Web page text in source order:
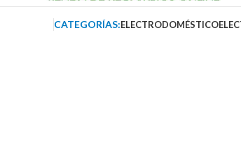
CATEGORÍAS:ELECTRODOMÉSTICO